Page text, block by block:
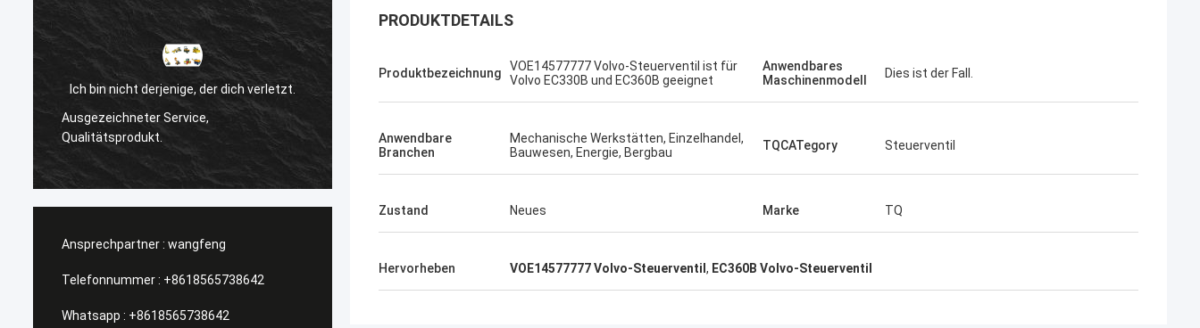
Ich bin nicht derjenige, der dich verletzt.
Ausgezeichneter Service,
Qualitätsprodukt.
Sanёк Нижегородский
Erdenetumur Kampana
wieder bestellen, wenn ich es brauche.
Ansprechpartner : wangfeng
Telefonnummer : +8618565738642
Whatsapp : +8618565738642
PRODUKTDETAILS
Produktbezeichnung
VOE14577777 Volvo-Steuerventil ist für
Volvo EC330B und EC360B geeignet
Anwendbares
Maschinenmodell
Dies ist der Fall.
Anwendbare
Branchen
Mechanische Werkstätten, Einzelhandel,
Bauwesen, Energie, Bergbau
TQCATegory Steuerventil
Zustand Neues Marke TQ
Hervorheben VOE14577777 Volvo-Steuerventil , EC360B Volvo-Steuerventil